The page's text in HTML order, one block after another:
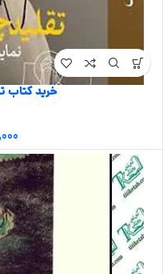
خرید کتاب